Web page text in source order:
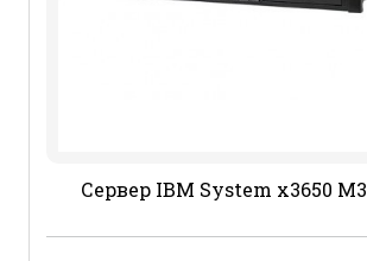
Сервер IBM System x3650